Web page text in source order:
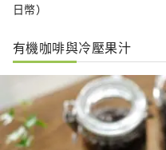
日幣）
有機咖啡與冷壓果汁